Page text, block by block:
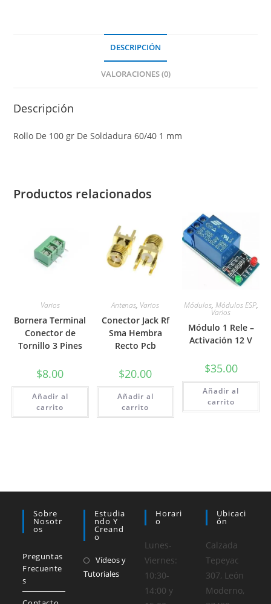
DESCRIPCIÓN
VALORACIONES (0)
Descripción
Rollo De 100 gr De Soldadura 60/40 1 mm
Productos relacionados
Varios
Bornera Terminal
Conector de
Tornillo 3 Pines
$8.00
Añadir al
carrito
Antenas, Varios
Conector Jack Rf
Sma Hembra
Recto Pcb
$20.00
Añadir al
carrito
Módulos, Módulos ESP,
Varios
Módulo 1 Rele –
Activación 12 V
$35.00
Añadir al
carrito
Sobre
Nosotr
Os
Preguntas
Frecuente
s
Estudia
Ndo Y
Creand
O
Vídeos y
Tutoriales
Horari
O
Lunes-
Viernes:
10:30-
14:00 y
Ubicaci
Ón
Calzada
Tepeyac
307, León
Moderno,